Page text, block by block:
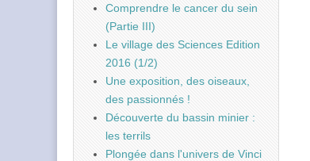
Comprendre le cancer du sein
(Partie III)
Le village des Sciences Edition
2016 (1/2)
Une exposition, des oiseaux,
des passionnés !
Découverte du bassin minier :
les terrils
Plongée dans l'univers de Vinci